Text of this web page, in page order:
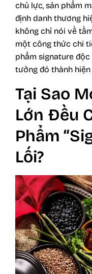
chủ lực, sản phẩm
định danh thương
không chỉ nói về
một công thức chi
phẩm signature
tưởng đó thành
Tại Sao
Lớn Đều
Phẩm
Lối?